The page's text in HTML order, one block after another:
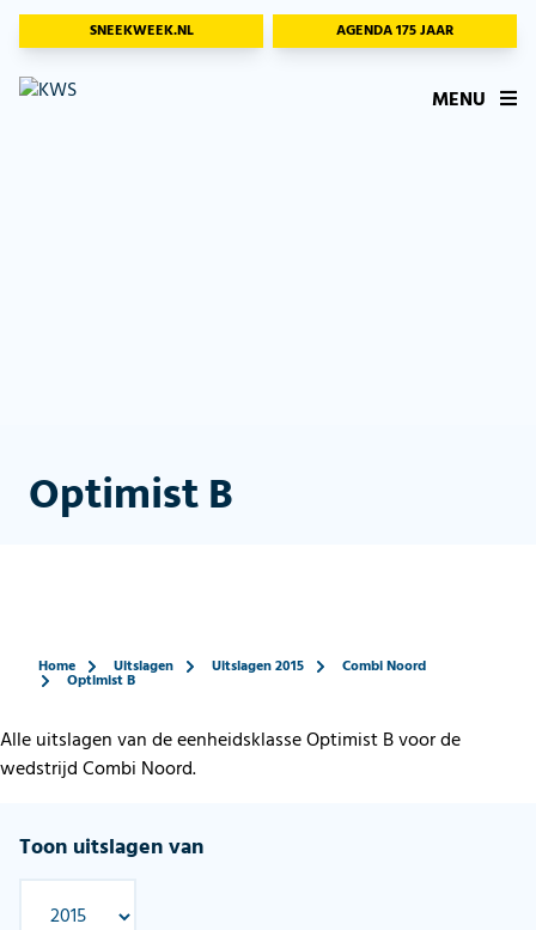
SNEEKWEEK.NL AGENDA 175 JAAR
MENU
Optimist B
Home Uitslagen Uitslagen 2015 Combi Noord
Optimist B
Alle uitslagen van de eenheidsklasse Optimist B voor de
wedstrijd Combi Noord.
Toon uitslagen van